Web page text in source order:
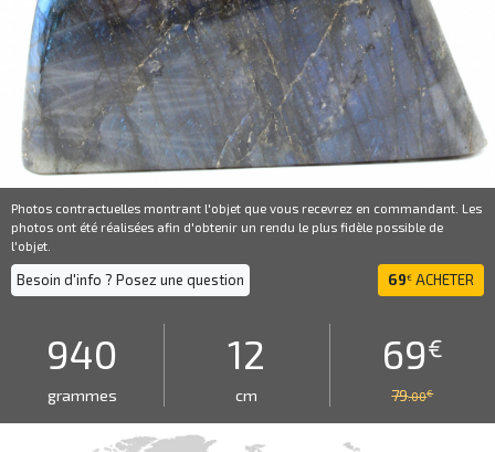
Photos contractuelles montrant l'objet que vous recevrez en commandant. Les
photos ont été réalisées afin d'obtenir un rendu le plus fidèle possible de
l'objet.
Besoin d'info ? Posez une question 69€ ACHETER
940
grammes
12
cm
69€
79.00€